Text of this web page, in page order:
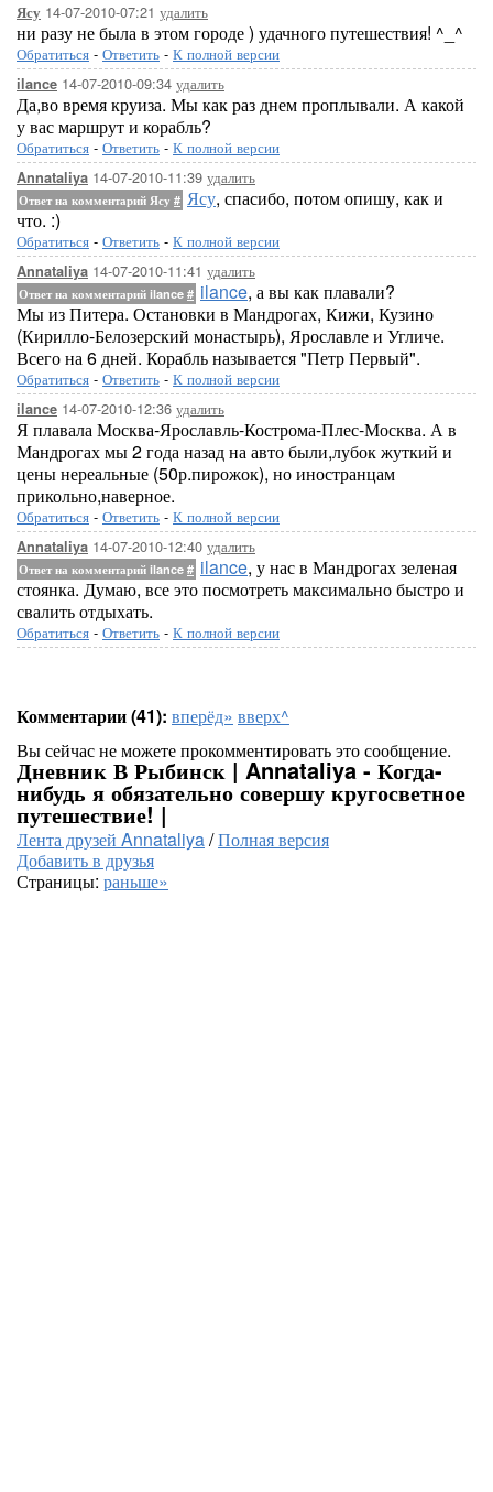
Ясу 14-07-2010-07:21 удалить
ни разу не была в этом городе ) удачного путешествия! ^_^
Обратиться - Ответить - К полной версии
ilance 14-07-2010-09:34 удалить
Да,во время круиза. Мы как раз днем проплывали. А какой
у вас маршрут и корабль?
Обратиться - Ответить - К полной версии
Annataliya 14-07-2010-11:39 удалить
Ответ на комментарий Ясу # Ясу, спасибо, потом опишу, как и
что. :)
Обратиться - Ответить - К полной версии
Annataliya 14-07-2010-11:41 удалить
Ответ на комментарий ilance # ilance, а вы как плавали?
Мы из Питера. Остановки в Мандрогах, Кижи, Кузино
(Кирилло-Белозерский монастырь), Ярославле и Угличе.
Всего на 6 дней. Корабль называется "Петр Первый".
Обратиться - Ответить - К полной версии
ilance 14-07-2010-12:36 удалить
Я плавала Москва-Ярославль-Кострома-Плес-Москва. А в
Мандрогах мы 2 года назад на авто были,лубок жуткий и
цены нереальные (50р.пирожок), но иностранцам
прикольно,наверное.
Обратиться - Ответить - К полной версии
Annataliya 14-07-2010-12:40 удалить
Ответ на комментарий ilance # ilance, у нас в Мандрогах зеленая
стоянка. Думаю, все это посмотреть максимально быстро и
свалить отдыхать.
Обратиться - Ответить - К полной версии
Комментарии (41): вперёд» вверх^
Вы сейчас не можете прокомментировать это сообщение.
Дневник В Рыбинск | Annataliya - Когда-
нибудь я обязательно совершу кругосветное
путешествие! |
Лента друзей Annataliya/Полная версия
Добавить в друзья
Страницы: раньше»